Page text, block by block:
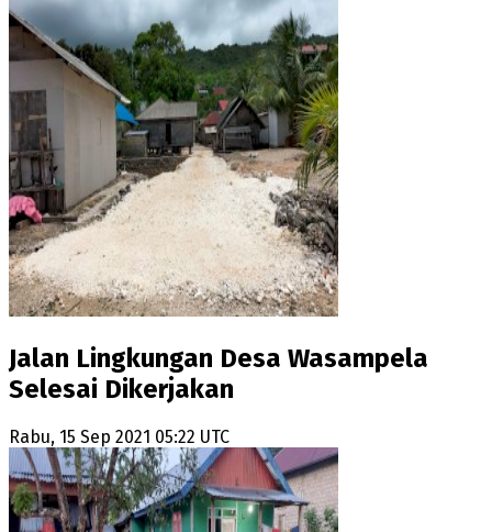
Jalan Lingkungan Desa Wasampela
Selesai Dikerjakan
Rabu, 15 Sep 2021 05:22 UTC